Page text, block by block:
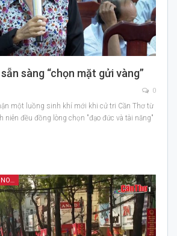
sàng “chọn mặt gửi vàng”
0
một luồng sinh khí mới khi cử tri Cần Thơ từ
niên đều đồng lòng chọn "đạo đức và tài năng"
HƯỚNG VỀ NGÀY HỘI NON SÔNG